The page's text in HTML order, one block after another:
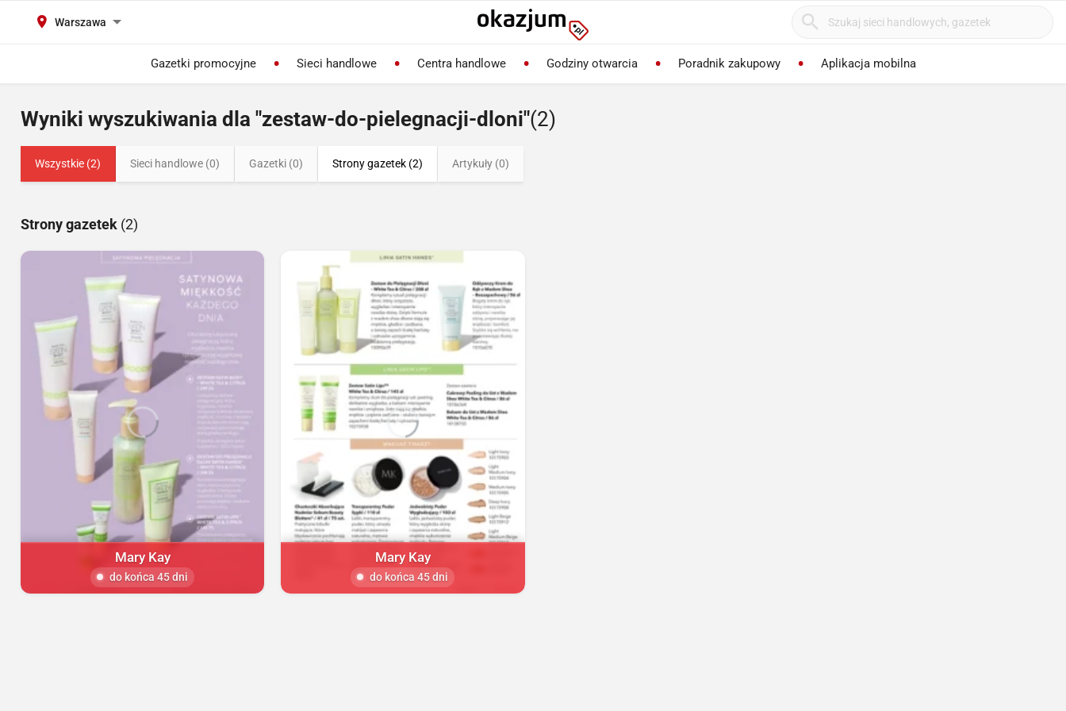
Warszawa
Gazetki promocyjne Sieci handlowe Centra handlowe Godziny otwarcia Poradnik zakupowy Aplikacja mobilna
Wyniki wyszukiwania dla "zestaw-do-pielegnacji-dloni"(2)
Wszystkie (2) Sieci handlowe (0) Gazetki (0) Strony gazetek (2) Artykuły (0)
Strony gazetek (2)
Mary Kay
do końca 45 dni
Mary Kay
do końca 45 dni